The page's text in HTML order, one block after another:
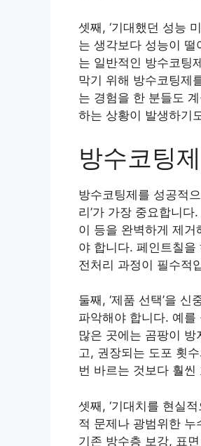
셋째, ‘기대했던 성능
는 생각보다 성능이
는 일반적인 방수코팅
막기 위해 방수코팅제
는 경험을 한 분들도
하는 상황이 발생하기
방수코팅
방수코팅제를 성공적
리’가 가장 중요합니
이 등을 완벽하게 제
야 합니다. 페인트칠
전처리 과정이 필수적
둘째, ‘제품 선택’을
파악해야 합니다. 예
많은 곳에는 곰팡이
고, 권장되는 도포 횟
번 바르는 것보다 훨
셋째, ‘기대치를 현실
적 문제나 광범위한
기존 방수층 보강, 표